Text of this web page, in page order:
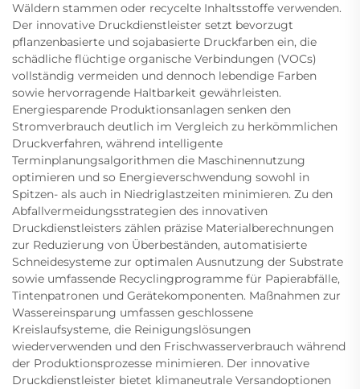
Wäldern stammen oder recycelte Inhaltsstoffe verwenden.
Der innovative Druckdienstleister setzt bevorzugt
pflanzenbasierte und sojabasierte Druckfarben ein, die
schädliche flüchtige organische Verbindungen (VOCs)
vollständig vermeiden und dennoch lebendige Farben
sowie hervorragende Haltbarkeit gewährleisten.
Energiesparende Produktionsanlagen senken den
Stromverbrauch deutlich im Vergleich zu herkömmlichen
Druckverfahren, während intelligente
Terminplanungsalgorithmen die Maschinennutzung
optimieren und so Energieverschwendung sowohl in
Spitzen- als auch in Niedriglastzeiten minimieren. Zu den
Abfallvermeidungsstrategien des innovativen
Druckdienstleisters zählen präzise Materialberechnungen
zur Reduzierung von Überbeständen, automatisierte
Schneidesysteme zur optimalen Ausnutzung der Substrate
sowie umfassende Recyclingprogramme für Papierabfälle,
Tintenpatronen und Gerätekomponenten. Maßnahmen zur
Wassereinsparung umfassen geschlossene
Kreislaufsysteme, die Reinigungslösungen
wiederverwenden und den Frischwasserverbrauch während
der Produktionsprozesse minimieren. Der innovative
Druckdienstleister bietet klimaneutrale Versandoptionen